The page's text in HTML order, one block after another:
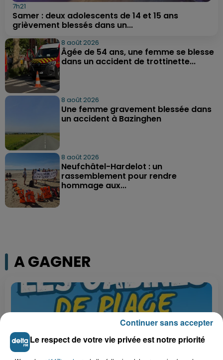
7h21
Samer : deux adolescents de 14 et 15 ans
grièvement blessés dans un...
8 août 2026
Âgée de 54 ans, une femme se blesse
dans un accident de trottinette...
8 août 2026
Une femme gravement blessée dans
un accident à Bazinghen
8 août 2026
Neufchâtel-Hardelot : un
rassemblement pour rendre
hommage aux...
A GAGNER
Le respect de votre vie privée est notre priorité
Continuer sans accepter